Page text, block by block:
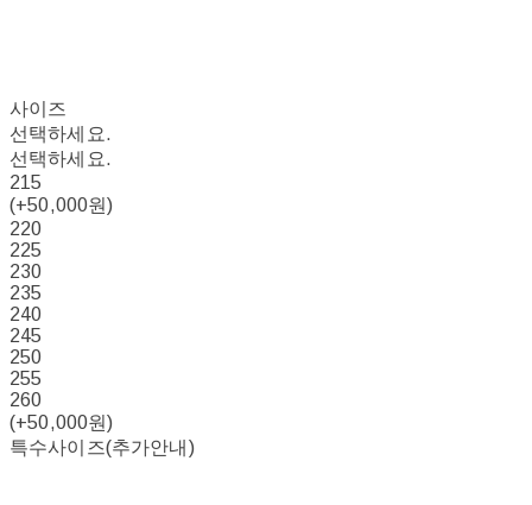
사이즈
선택하세요.
선택하세요.
215
(+50,000원)
220
225
230
235
240
245
250
255
260
(+50,000원)
특수사이즈(추가안내)